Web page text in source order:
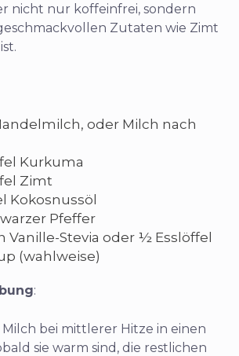
nicht nur koffeinfrei, sondern
Zutaten wie Zimt
oder Milch nach
Kurkuma
Zimt
Kokosnussöl
Pfeffer
Vanille-Stevia oder ½ Esslöffel
(wahlweise)
:
Milch bei mittlerer Hitze in einen
sie warm sind, die restlichen